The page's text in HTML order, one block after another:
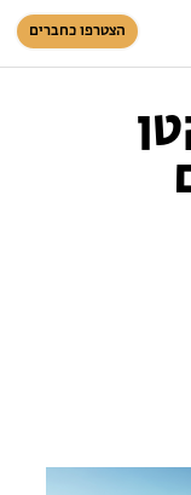
הצטרפו כחברים
סל קניות